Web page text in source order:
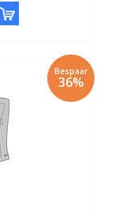
Bespaar
36%